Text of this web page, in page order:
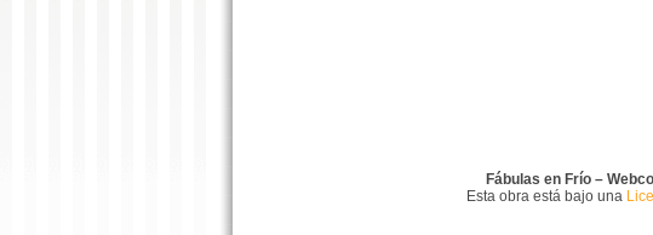
Fábulas en Frío –
Esta obra está bajo una